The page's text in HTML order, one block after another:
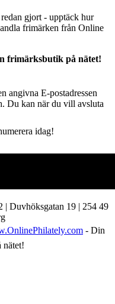
gjort - upptäck hur
frimärken från Online
frimärksbutik på nätet!
angivna E-postadressen
Du kan när du vill avsluta
idag!
| Duvhöksgatan 19 | 254 49
- Din
nätet!